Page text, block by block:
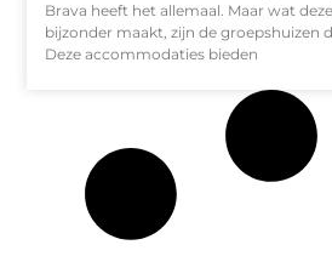
Brava heeft het allemaal. Maar wat
bijzonder maakt, zijn de groepshuizen
Deze accommodaties bieden